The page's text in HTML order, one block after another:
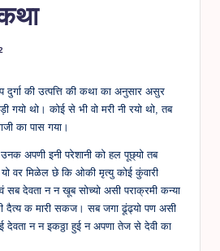
दुर्गा की उत्पत्ति की कथा का अनुसार असुर
गयो थो। कोई से भी वो मरी नी रयो थो, तब
का पास गया।
अपणी इनी परेशानी को हल पूछ्यो तब
यो वर मिळेल छे कि ओकी मृत्यु कोई कुंवारी
सब देवता न न खूब सोच्यो असी पराक्रमी कन्या
दैत्य क मारी सकज। सब जगा ढूंढ्यो पण असी
देवता न न इकठ्ठा हुई न अपणा तेज से देवी का